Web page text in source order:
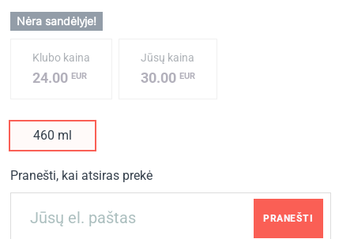
Nėra sandėlyje!
Klubo kaina
24.00 EUR
Jūsų kaina
30.00EUR
460 ml
Pranešti, kai atsiras prekė
PRANEŠTI